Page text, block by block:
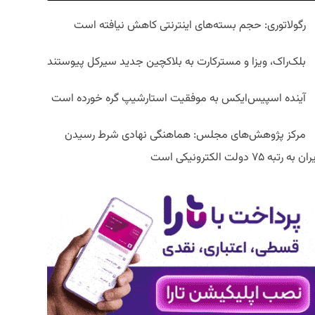
رگولاتوری: حجم بسته‌های اینترنتی کاهش نیافته است
بلک‌راک، ویزا و مسترکارت به بلاکچین جدید سیرکل پیوستند
آینده اسپیس‌ایکس به موفقیت استارشیپ گره خورده است
مرکز پژوهش‌های مجلس: هماهنگی نهادی شرط رسیدن
به رتبه ۷۵ دولت الکترونیکی است